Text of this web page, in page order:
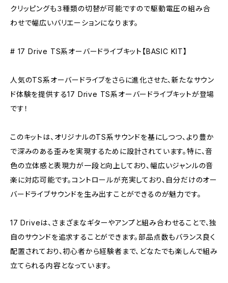
クリッピングも３種類の切替が可能ですので駆動電圧の組み合
わせで幅広いバリエーションになります。
# 17 Drive TS系オーバードライブキット【BASIC KIT】
人気のTS系オーバードライブをさらに進化させた、新たなサウン
ド体験を提供する17 Drive TS系オーバードライブキットが登場
です！
このキットは、オリジナルのTS系サウンドを基にしつつ、より豊か
で深みのある歪みを実現するために設計されています。特に、音
色の立体感と表現力が一段と向上しており、幅広いジャンルの音
楽に対応可能です。コントロールが充実しており、自分だけのオー
バードライブサウンドを生み出すことができるのが魅力です。
17 Driveは、さまざまなギターやアンプと組み合わせることで、独
自のサウンドを追求することができます。部品点数もバランス良く
配置されており、初心者から経験者まで、どなたでも楽しんで組み
立てられる内容となっています。